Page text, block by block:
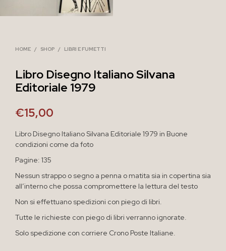
HOME / SHOP / LIBRI E FUMETTI
Libro Disegno Italiano Silvana
Editoriale 1979
€15,00
Libro Disegno Italiano Silvana Editoriale 1979 in Buone
condizioni come da foto
Pagine: 135
Nessun strappo o segno a penna o matita sia in copertina sia
all’interno che possa compromettere la lettura del testo
Non si effettuano spedizioni con piego di libri.
Tutte le richieste con piego di libri verranno ignorate.
Solo spedizione con corriere Crono Poste Italiane.